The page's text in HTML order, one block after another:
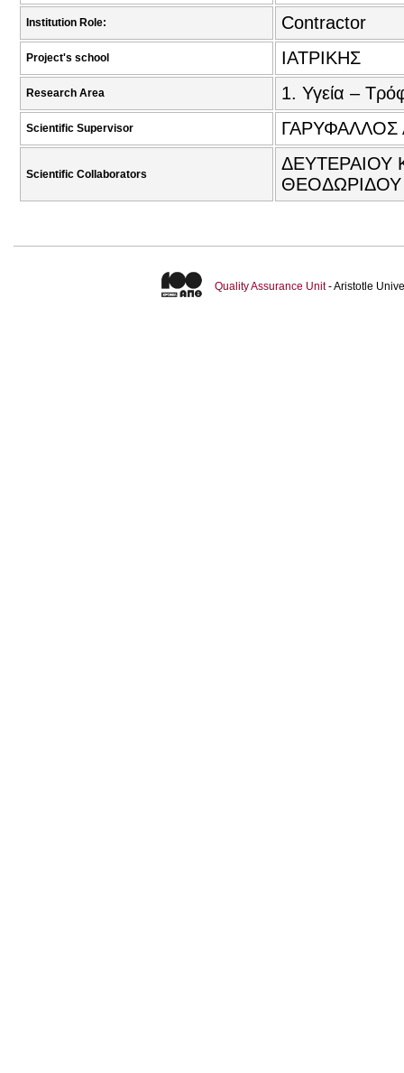
Institution Role: Contractor
Project's school ΙΑΤΡΙΚΗΣ
Research Area 1. Υγεία –
Scientific Supervisor ΓΑΡΥΦΑΛΛΟΣ
Scientific Collaborators
Quality Assurance Unit- Aristotle